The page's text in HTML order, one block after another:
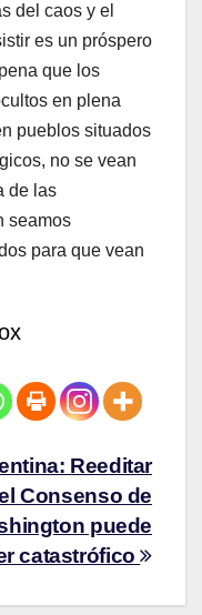
del caos y el
es un próspero
que los
en plena
pueblos situados
no se vean
de las
seamos
para que vean
Reeditar
Consenso de
puede
catastrófico